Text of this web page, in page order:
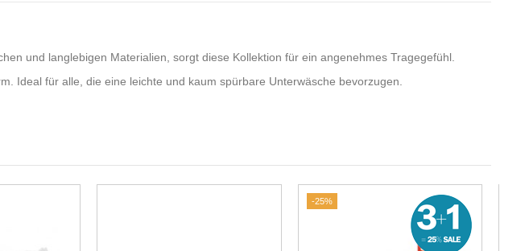
und langlebigen Materialien, sorgt diese Kollektion für ein angenehmes Tragegefühl.
Ideal für alle, die eine leichte und kaum spürbare Unterwäsche bevorzugen.
-25%